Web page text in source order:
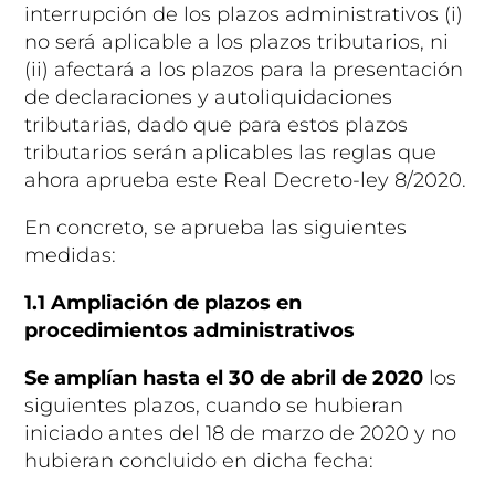
interrupción de los plazos administrativos (i)
no será aplicable a los plazos tributarios, ni
(ii) afectará a los plazos para la presentación
de declaraciones y autoliquidaciones
tributarias, dado que para estos plazos
tributarios serán aplicables las reglas que
ahora aprueba este Real Decreto-ley 8/2020.
En concreto, se aprueba las siguientes
medidas:
1.1 Ampliación de plazos en
procedimientos administrativos
Se amplían hasta el 30 de abril de 2020 los
siguientes plazos, cuando se hubieran
iniciado antes del 18 de marzo de 2020 y no
hubieran concluido en dicha fecha: